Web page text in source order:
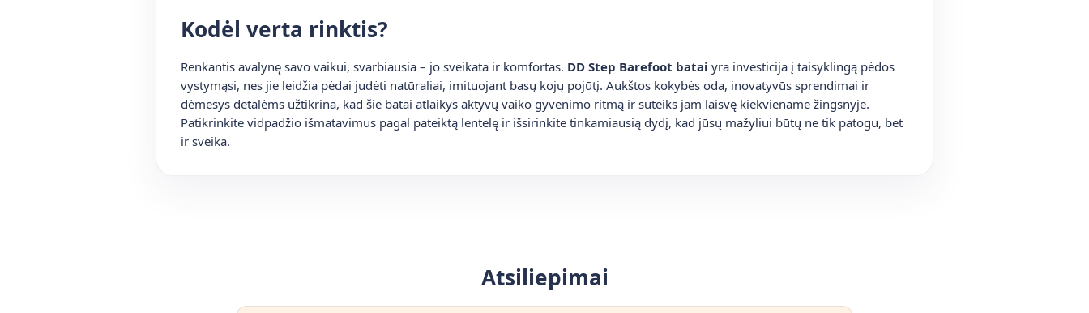
Kodėl verta rinktis?
Renkantis avalynę savo vaikui, svarbiausia – jo sveikata ir komfortas. DD Step Barefoot batai yra investicija į taisyklingą pėdos
vystymąsi, nes jie leidžia pėdai judėti natūraliai, imituojant basų kojų pojūtį. Aukštos kokybės oda, inovatyvūs sprendimai ir
dėmesys detalėms užtikrina, kad šie batai atlaikys aktyvų vaiko gyvenimo ritmą ir suteiks jam laisvę kiekviename žingsnyje.
Patikrinkite vidpadžio išmatavimus pagal pateiktą lentelę ir išsirinkite tinkamiausią dydį, kad jūsų mažyliui būtų ne tik patogu, bet
ir sveika.
Atsiliepimai